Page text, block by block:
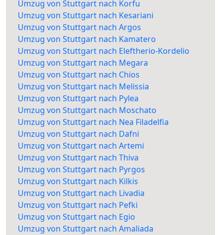
Umzug von Stuttgart nach Korfu
Umzug von Stuttgart nach Kesariani
Umzug von Stuttgart nach Argos
Umzug von Stuttgart nach Kamatero
Umzug von Stuttgart nach Eleftherio-Kordelio
Umzug von Stuttgart nach Megara
Umzug von Stuttgart nach Chios
Umzug von Stuttgart nach Melissia
Umzug von Stuttgart nach Pylea
Umzug von Stuttgart nach Moschato
Umzug von Stuttgart nach Nea Filadelfia
Umzug von Stuttgart nach Dafni
Umzug von Stuttgart nach Artemi
Umzug von Stuttgart nach Thiva
Umzug von Stuttgart nach Pyrgos
Umzug von Stuttgart nach Kilkis
Umzug von Stuttgart nach Livadia
Umzug von Stuttgart nach Pefki
Umzug von Stuttgart nach Egio
Umzug von Stuttgart nach Amaliada